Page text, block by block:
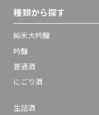
種類から探す
純米大吟醸
吟醸
普通酒
にごり酒
生詰酒